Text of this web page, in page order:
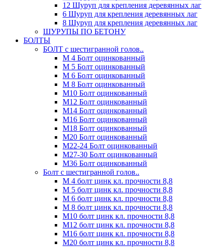
12 Шуруп для крепления деревянных лаг
6 Шуруп для крепления деревянных лаг
8 Шуруп для крепления деревянных лаг
ШУРУПЫ ПО БЕТОНУ
БОЛТЫ
БОЛТ с шестигранной голов..
М 4 Болт оцинкованный
М 5 Болт оцинкованный
М 6 Болт оцинкованный
М 8 Болт оцинкованный
М10 Болт оцинкованный
М12 Болт оцинкованный
М14 Болт оцинкованный
М16 Болт оцинкованный
М18 Болт оцинкованный
М20 Болт оцинкованный
М22-24 Болт оцинкованный
М27-30 Болт оцинкованный
М36 Болт оцинкованный
Болт с шестигранной голов..
М 4 болт цинк кл. прочности 8,8
М 5 болт цинк кл. прочности 8,8
М 6 болт цинк кл. прочности 8,8
М 8 болт цинк кл. прочности 8,8
М10 болт цинк кл. прочности 8,8
М12 болт цинк кл. прочности 8,8
М16 болт цинк кл. прочности 8,8
М20 болт цинк кл. прочности 8,8